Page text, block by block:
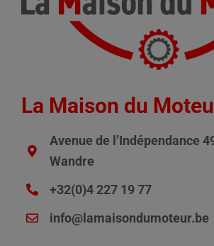
La Maison du
Avenue de l’Indépendance
Wandre
+32(0)4 227 19 77
info@lamaisondumoteur.be